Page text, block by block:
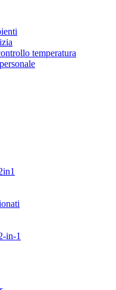
temperatura
in-1